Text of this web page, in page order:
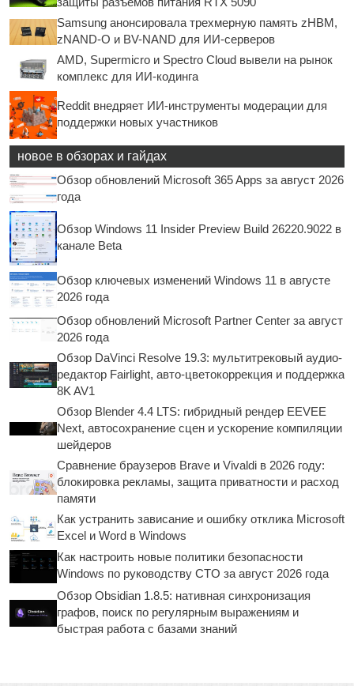
Samsung анонсировала трехмерную память zHBM,
zNAND-O и BV-NAND для ИИ-серверов
AMD, Supermicro и Spectro Cloud вывели на рынок
комплекс для ИИ-кодинга
Reddit внедряет ИИ-инструменты модерации для
поддержки новых участников
новое в обзорах и гайдах
Обзор обновлений Microsoft 365 Apps за август 2026
года
Обзор Windows 11 Insider Preview Build 26220.9022 в
канале Beta
Обзор ключевых изменений Windows 11 в августе
2026 года
Обзор обновлений Microsoft Partner Center за август
2026 года
Обзор DaVinci Resolve 19.3: мультитрековый аудио-
редактор Fairlight, авто-цветокоррекция и поддержка
8K AV1
Обзор Blender 4.4 LTS: гибридный рендер EEVEE
Next, автосохранение сцен и ускорение компиляции
шейдеров
Сравнение браузеров Brave и Vivaldi в 2026 году:
блокировка рекламы, защита приватности и расход
памяти
Как устранить зависание и ошибку отклика Microsoft
Excel и Word в Windows
Как настроить новые политики безопасности
Windows по руководству CTO за август 2026 года
Обзор Obsidian 1.8.5: нативная синхронизация
графов, поиск по регулярным выражениям и
быстрая работа с базами знаний